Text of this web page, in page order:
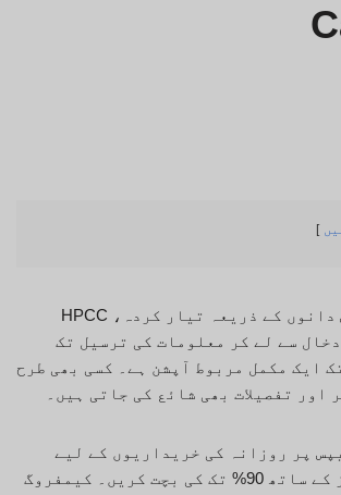
معلوماتی سائنس دانوں کے ذریعہ تیار کردہ، HPCC
سے لے کر معلومات کی ترسیل تک
ایک مکمل مربوط آپشن ہے۔ کسی بھی طرح
اور تفصیلات بھی شائع کی جاتی ہیں۔
پر روزانہ کی خریداریوں کے لیے
تصدیق شدہ کوپنز کے ساتھ 90% تک کی بچت کریں۔ کیمفروگ